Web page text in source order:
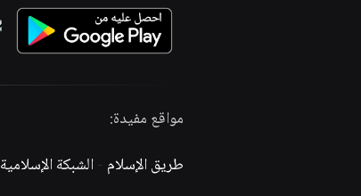
مواقع مفيدة:
طريق الإسلام -الشبكة الإسلامية